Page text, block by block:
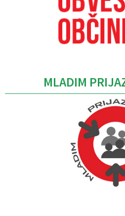
MLADIM